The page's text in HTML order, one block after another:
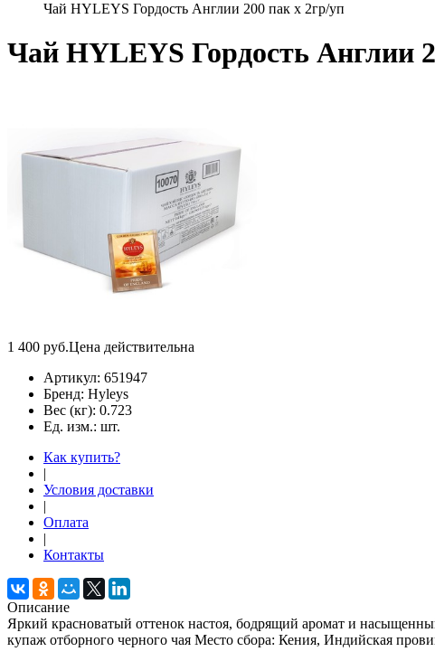
Чай HYLEYS Гордость Англии 200 пак x 2гр/уп
Чай HYLEYS Гордость Англии
1 400 руб.Цена действительна
Артикул: 651947
Бренд: Hyleys
Вес (кг): 0.723
Ед. изм.: шт.
Как купить?
|
Условия доставки
|
Оплата
|
Контакты
Описание
Яркий красноватый оттенок настоя, бодрящий аромат и
купаж отборного черного чая Место сбора: Кения, Индийская